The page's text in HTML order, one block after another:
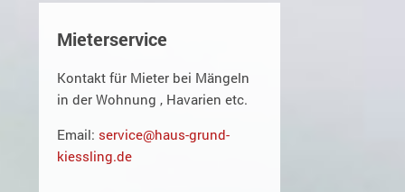
Mieterservice
Kontakt für Mieter bei Mängeln
in der Wohnung , Havarien etc.
Email: service@haus-grund-
kiessling.de